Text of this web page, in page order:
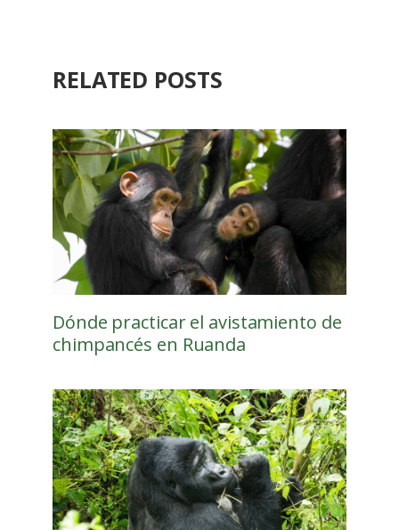
RELATED POSTS
Dónde practicar el avistamiento de
chimpancés en Ruanda